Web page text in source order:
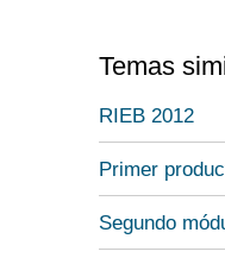
Temas
RIEB 2012
Primer
Segundo